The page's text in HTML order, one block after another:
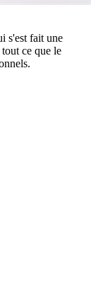
s'est fait une
ce que le